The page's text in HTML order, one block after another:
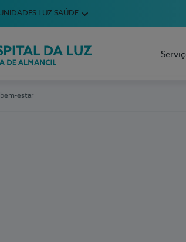
LUZ SAÚDE
Luz Clínica de Almancil
estar